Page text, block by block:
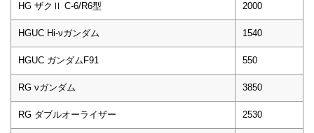
HG ザクⅡ C-6/R6型 2000
HGUC Hi-νガンダム 1540
HGUC ガンダムF91 550
RG νガンダム 3850
RG ダブルオーライザー 2530